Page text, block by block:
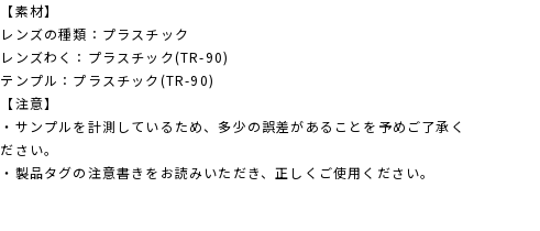
【素材】
レンズの種類：プラスチック
レンズわく：プラスチック(TR-90)
テンプル：プラスチック(TR-90)
【注意】
・サンプルを計測しているため、多少の誤差があることを予めご了承く
ださい。
・製品タグの注意書きをお読みいただき、正しくご使用ください。